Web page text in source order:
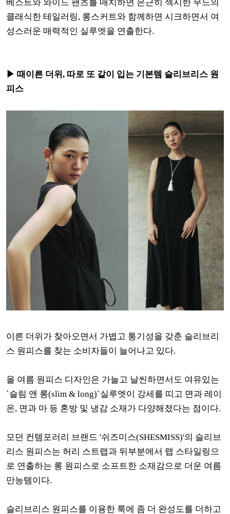
베스트와 와이드 팬츠를 매치하면 은근히 섹시한 무드의
클래식한 테일러링, 롱스커트와 함께하면 시크하면서 여
성스러운 매력적인 실루엣을 연출한다.
▶ 때이른 더위, 따로 또 같이 입는 기본템 슬리브리스 원
피스
이른 더위가 찾아오면서 가볍고 통기성을 갖춘 슬리브리
스 원피스를 찾는 소비자들이 늘어나고 있다.
올 여름 원피스 디자인은 가늘고 날씬하면서도 여유있는
`슬림 앤 롱(slim & long)`실루엣이 강세를 띠고 면과 레이
온, 면과 마 등 혼방 및 냉감 소재가 다양해졌다는 점이다.
모던 컨템포러리 브랜드 '쉬즈미스(SHESMISS)'의 슬리브
리스 원피스는 허리 스트랩과 뒤부분에서 랩 스타일링으
로 연출하는 롱 원피스로 소프트한 소재감으로 더운 여름
만능템이다.
슬리브리스 원피스를 이용한 룩에 좀 더 완성도를 더하고